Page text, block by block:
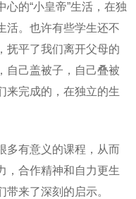
的“小皇帝”生活，在独
活。也许有些学生还不
抚平了我们离开父母的
自己盖被子，自己叠被
来完成的，在独立的生
多有意义的课程，从而
，合作精神和自力更生
来了深刻的启示。